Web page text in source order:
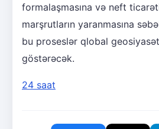
formalaşmasına və neft
marşrutların yaranmasına
bu proseslər qlobal
göstərəcək.
24 saat